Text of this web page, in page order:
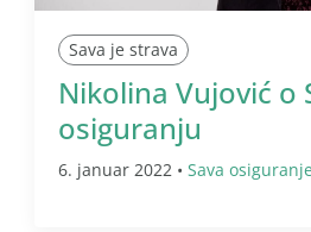
Sava je strava
Nikolina Vujović o
osiguranju
6. januar 2022 • Sava osiguranje